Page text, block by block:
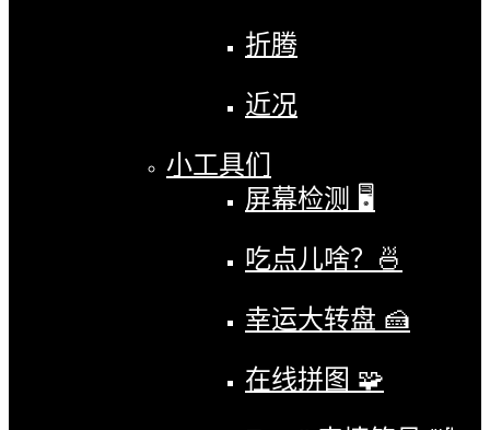
折腾
近况
小工具们
屏幕检测 🖥
吃点儿啥？🍜
幸运大转盘 🍰
在线拼图 🧩